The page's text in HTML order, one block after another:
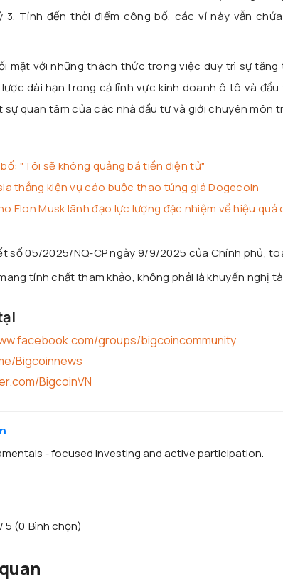
3. Tính đến thời điểm công bố, các ví này vẫn
mặt với những thách thức trong việc duy trì sự tăng
dài hạn trong cả lĩnh vực kinh doanh ô tô và
quan tâm của các nhà đầu tư và giới chuyên môn
"Tôi sẽ không quảng bá tiền điện tử"
thắng kiện vụ cáo buộc thao túng giá Dogecoin
Elon Musk lãnh đạo lực lượng đặc nhiệm về hiệu quả
số 05/2025/NQ-CP ngày 9/9/2025 của Chính phủ,
tính chất tham khảo, không phải là khuyến nghị
groups/bigcoincommunity
Bigcoinnews
BigcoinVN
- focused investing and active participation.
/ 5 (0 Bình chọn)